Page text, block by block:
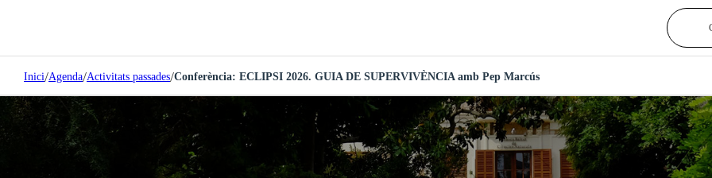
Inici/Agenda/Activitats passades/Conferència: ECLIPSI 2026. GUIA DE SUPERVIVÈNCIA amb Pep Marcús